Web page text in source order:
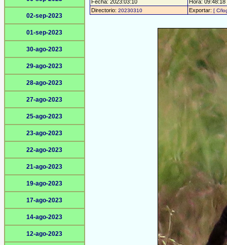
02-sep-2023
01-sep-2023
30-ago-2023
29-ago-2023
28-ago-2023
27-ago-2023
25-ago-2023
23-ago-2023
22-ago-2023
21-ago-2023
19-ago-2023
17-ago-2023
14-ago-2023
12-ago-2023
Fecha: 2023:03:10
Hora:
Directorio: 20230310 Exportar: [ C/